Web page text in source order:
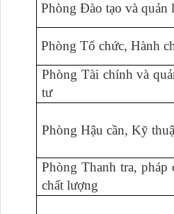
Phòng Đào tạo và quản
Phòng Tổ chức, Hành
Phòng Tài chính và
tư
Phòng Hậu cần, Kỹ
Phòng Thanh tra, pháp
chất lượng